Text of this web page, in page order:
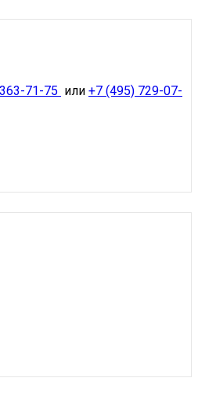
71-75 или +7 (495) 729-07-